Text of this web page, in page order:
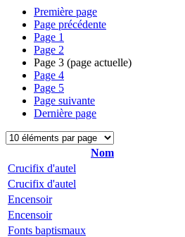
Première page
Page précédente
Page 1
Page 2
Page 3 (page actuelle)
Page 4
Page 5
Page suivante
Dernière page
Nom
Crucifix d'autel
Crucifix d'autel
Encensoir
Encensoir
Fonts baptismaux